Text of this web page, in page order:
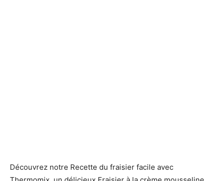
Découvrez notre Recette du fraisier facile avec